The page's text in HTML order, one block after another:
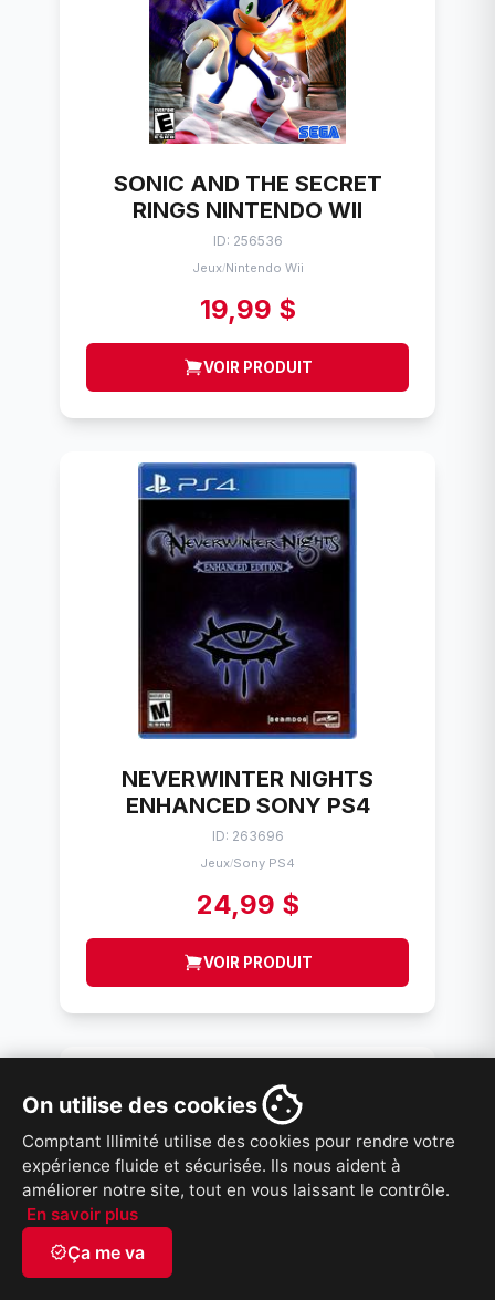
On utilise des cookies
Comptant Illimité utilise des cookies pour rendre votre
expérience fluide et sécurisée. Ils nous aident à
améliorer notre site, tout en vous laissant le contrôle.
En savoir plus
verifiedÇa me va
SONIC AND THE SECRET
RINGS NINTENDO WII
ID: 256536
Jeux/Nintendo Wii
19,99 $
VOIR PRODUIT
NEVERWINTER NIGHTS
ENHANCED SONY PS4
ID: 263696
Jeux/Sony PS4
24,99 $
VOIR PRODUIT